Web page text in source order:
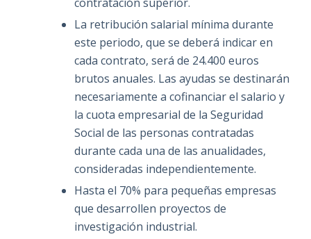
contratación superior.
La retribución salarial mínima durante
este periodo, que se deberá indicar en
cada contrato, será de 24.400 euros
brutos anuales. Las ayudas se destinarán
necesariamente a cofinanciar el salario y
la cuota empresarial de la Seguridad
Social de las personas contratadas
durante cada una de las anualidades,
consideradas independientemente.
Hasta el 70% para pequeñas empresas
que desarrollen proyectos de
investigación industrial.